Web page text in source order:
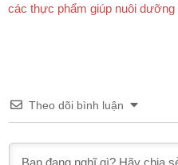
các thực phẩm giúp nuôi dưỡng
Theo dõi bình luận